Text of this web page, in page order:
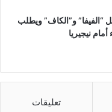
“الفيفا” و”الكاف” ويطلب
نيجيريا
تعليقات